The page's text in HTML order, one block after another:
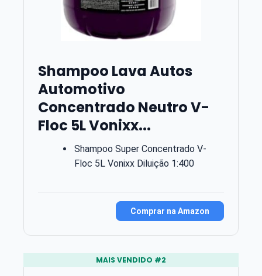
Shampoo Lava Autos
Automotivo
Concentrado Neutro V-
Floc 5L Vonixx...
Shampoo Super Concentrado V-
Floc 5L Vonixx Diluição 1:400
Comprar na Amazon
MAIS VENDIDO #2